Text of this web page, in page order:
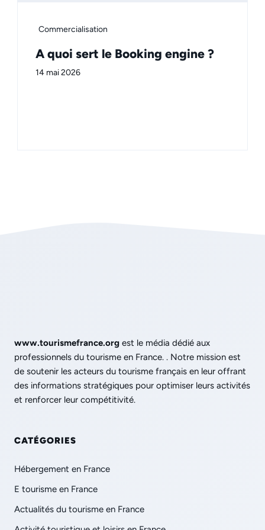
Commercialisation
A quoi sert le Booking engine ?
14 mai 2026
www.tourismefrance.org est le média dédié aux
professionnels du tourisme en France. . Notre mission est
de soutenir les acteurs du tourisme français en leur offrant
des informations stratégiques pour optimiser leurs activités
et renforcer leur compétitivité.
CATÉGORIES
Hébergement en France
E tourisme en France
Actualités du tourisme en France